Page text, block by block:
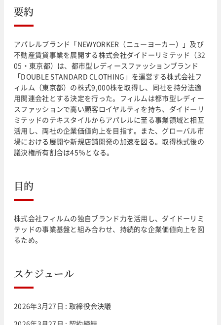
要約
アパレルブランド「NEWYORKER（ニューヨーカー）」及び
不動産賃貸事業を展開する株式会社ダイドーリミテッド（32
05・東京都）は、都市型レディースファッションブランド
「DOUBLE STANDARD CLOTHING」を運営する株式会社フ
ィルム（東京都）の株式9,000株を取得し、同社を持分法適
用関連会社とする決定を行った。フィルムは都市型レディー
スファッションで高い顧客ロイヤルティを持ち、ダイドーリ
ミテッドのテキスタイルからアパレルに至る事業領域と相互
活用し、両社の企業価値向上を目指す。また、グローバル市
場における展開や新規店舗開発の加速を図る。取得株式後の
議決権所有割合は45％となる。
目的
株式会社フィルムの独自ブランド力を活用し、ダイドーリミ
テッドの事業基盤と組み合わせ、持続的な企業価値向上を図
るため。
スケジュール
2026年3月27日 : 取締役会決議